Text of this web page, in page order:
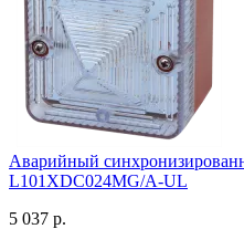
Аварийный
L101XDC024MG/A-UL
5 037 р.